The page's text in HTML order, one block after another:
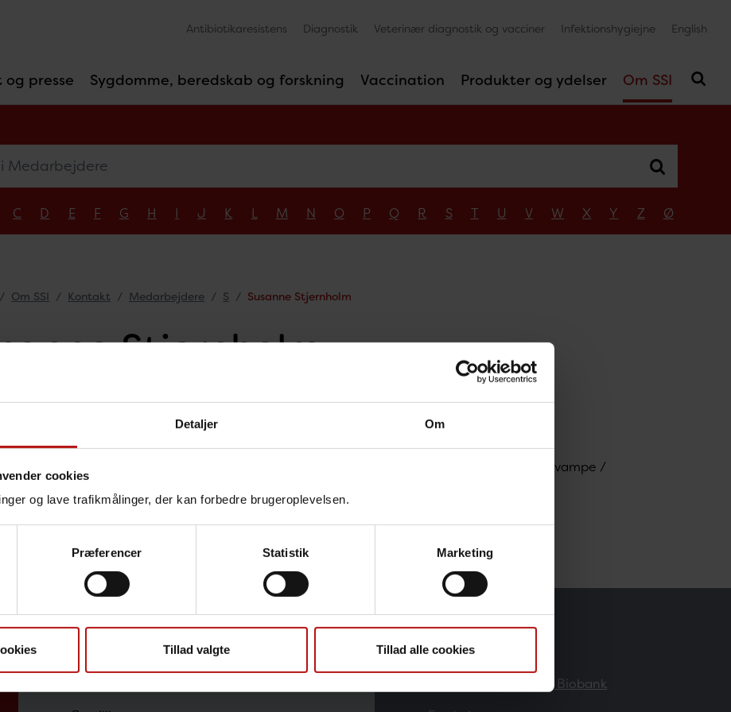
Detaljer Om
cookies
og lave trafikmålinger, der kan forbedre brugeroplevelsen.
Præferencer Statistik Marketing
Tillad valgte Tillad alle cookies
presse Sygdomme, beredskab og forskning Vaccination Produkter og ydelser Om SSI
Antibiotikaresistens Diagnostik Veterinær diagnostik og vacciner Infektionshygiejne English
C D E F G H I J K L M N O P Q R S T U V W X Y Z Ø
Om SSI Kontakt Medarbejdere S Susanne Stjernholm
Stjernholm
Kontakt
Susanne Stjernholm, Laborant, Bakterier, parasitter og svampe /
@. suss@ssi.dk
Sundhedsfaglige Forskere
Danmarks Nationale Biobank